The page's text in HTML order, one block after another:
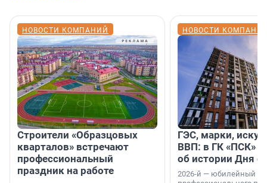
НОВОСТИ КОМПАНИЙ
Строители «Образцовых
кварталов» встречают
профессиональный
праздник на работе
НОВОСТИ
ГЭС, марки,
ВВП: в ГК «ПСК»
об истории Дня
2026-й — юбилейный